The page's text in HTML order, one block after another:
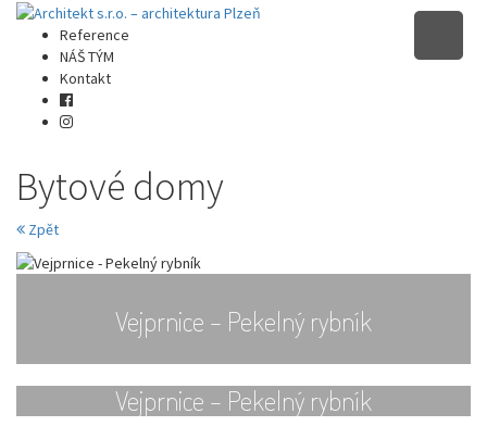
Architekt s.r.o. – architektura
Plzeň
Architektonické návrhy
Reference
NÁŠ TÝM
Kontakt
Bytové domy
Zpět
Vejprnice – Pekelný rybník
Vejprnice – Pekelný rybník